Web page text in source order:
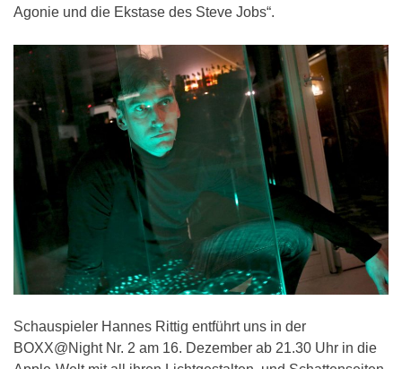
Agonie und die Ekstase des Steve Jobs“.
Schauspieler Hannes Rittig entführt uns in der
BOXX@Night Nr. 2 am 16. Dezember ab 21.30 Uhr in die